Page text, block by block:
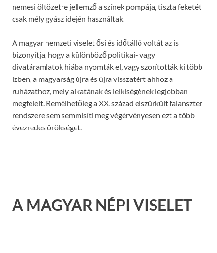
nemesi öltözetre jellemző a színek pompája, tiszta feketét
csak mély gyász idején használtak.
A magyar nemzeti viselet ősi és időtálló voltát az is
bizonyítja, hogy a különböző politikai- vagy
divatáramlatok hiába nyomták el, vagy szorították ki több
ízben, a magyarság újra és újra visszatért ahhoz a
ruházathoz, mely alkatának és lelkiségének legjobban
megfelelt. Remélhetőleg a XX. század elszürkült falanszter
rendszere sem semmisíti meg végérvényesen ezt a több
évezredes örökséget.
A MAGYAR NÉPI VISELET